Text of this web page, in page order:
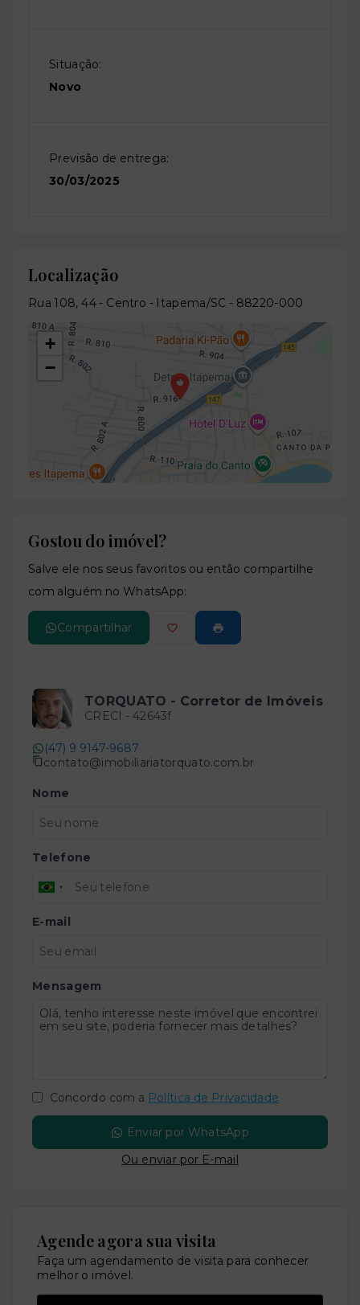
Situação:
Novo
Previsão de entrega:
30/03/2025
Localização
Rua 108, 44 - Centro - Itapema/SC - 88220-000
+
−
Gostou do imóvel?
Salve ele nos seus favoritos ou então compartilhe
com alguém no WhatsApp:
Compartilhar
TORQUATO - Corretor de Imóveis
CRECI - 42643f
(47) 9 9147-9687
contato@imobiliariatorquato.com.br
Nome
Telefone
E-mail
Mensagem
Concordo com a Política de Privacidade
Enviar por WhatsApp
Ou enviar por E-mail
Agende agora sua visita
Faça um agendamento de visita para conhecer
melhor o imóvel.